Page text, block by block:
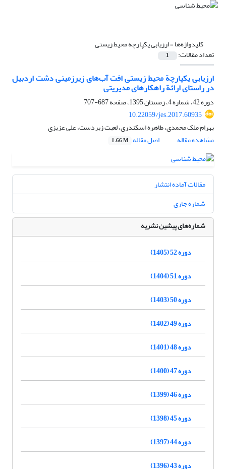
کلیدواژه‌ها =ارزیابی یکپارچه محیط زیستی
تعداد مقالات: 1
ارزیابی یکپارچة محیط ‌زیستی افت آب‌های زیرزمینی دشت اردبیل
در راستای ارائة راهکارهای مدیریتی
دوره 42، شماره 4، زمستان 1395، صفحه
687-707
10.22059/jes.2017.60935
بهرام ملک محمدی، طاهره اسکندری، لعبت زبردست، علی عزیزی
مشاهده مقاله
اصل مقاله 1.66 M
مقالات آماده انتشار
شماره جاری
شماره‌های پیشین نشریه
دوره 52 (1405)
دوره 51 (1404)
دوره 50 (1403)
دوره 49 (1402)
دوره 48 (1401)
دوره 47 (1400)
دوره 46 (1399)
دوره 45 (1398)
دوره 44 (1397)
دوره 43 (1396)